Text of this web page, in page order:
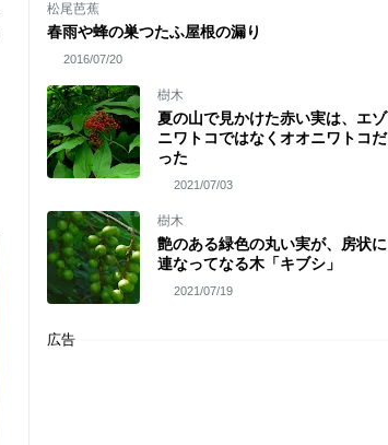
松尾芭蕉
春雨や蜂の巣つたふ屋根の漏り
2016/07/20
樹木
夏の山で見かけた赤い実は、エゾ
ニワトコではなくオオニワトコだ
った
2021/07/03
樹木
艶のある緑色の丸い実が、房状に
連なってなる木「キブシ」
2021/07/19
広告